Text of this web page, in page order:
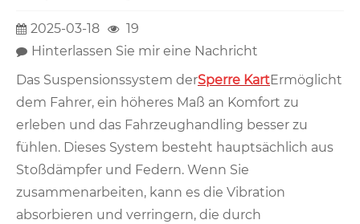
2025-03-18
19
Hinterlassen Sie mir eine Nachricht
Das Suspensionssystem derSperre KartErmöglicht
dem Fahrer, ein höheres Maß an Komfort zu
erleben und das Fahrzeughandling besser zu
fühlen. Dieses System besteht hauptsächlich aus
Stoßdämpfer und Federn. Wenn Sie
zusammenarbeiten, kann es die Vibration
absorbieren und verringern, die durch